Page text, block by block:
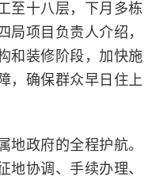
至十八层，下月多栋
局项目负责人介绍，
和装修阶段，加快施
，确保群众早日住上
地政府的全程护航。
地协调、手续办理、